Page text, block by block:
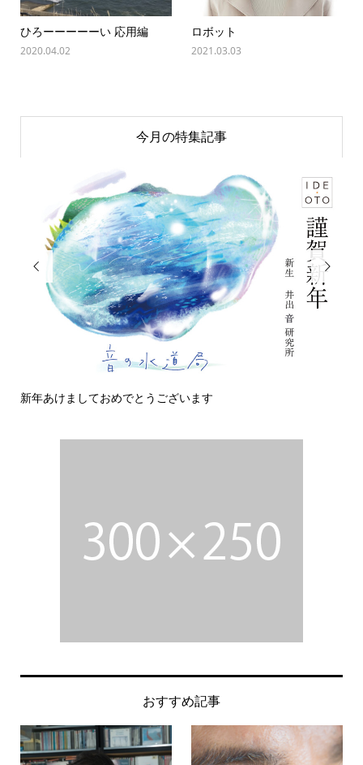
ひろーーーーーい 応用編
2020.04.02
ロボット
2021.03.03
今月の特集記事

新年あけましておめでとうございます

おすすめ記事